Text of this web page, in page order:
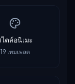
ไตล์อนิเมะ
19 เทมเพลต